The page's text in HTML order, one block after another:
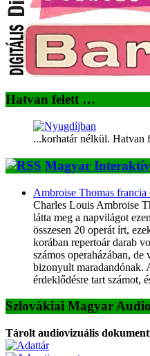
Hatvan felett …
...korhatár nélkül. Hatvan
Magyar Interaktív
Ambroise Thomas francia
Charles Louis Ambroise
látta meg a napvilágot
összesen 20 operát írt,
korában repertoár darab
számos operaházában,
bizonyult maradandónak.
érdeklődésre tart számot,
Szlovákiai Magyar
Tárolt audiovizuális